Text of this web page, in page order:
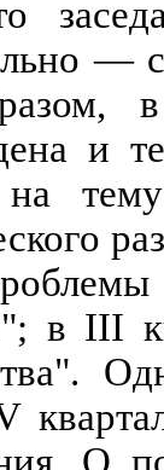
—
и
на
в III